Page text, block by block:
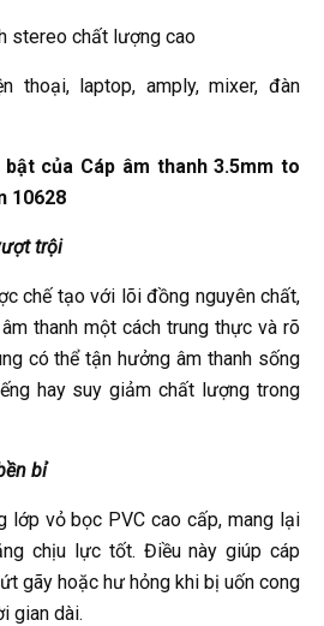
stereo chất lượng cao
thoại, laptop, amply, mixer, đàn
của Cáp âm thanh 3.5mm to
10628
trội
chế tạo với lõi đồng nguyên chất,
thanh một cách trung thực và rõ
có thể tận hưởng âm thanh sống
hay suy giảm chất lượng trong
bỉ
lớp vỏ bọc PVC cao cấp, mang lại
chịu lực tốt. Điều này giúp cáp
gãy hoặc hư hỏng khi bị uốn cong
gian dài.